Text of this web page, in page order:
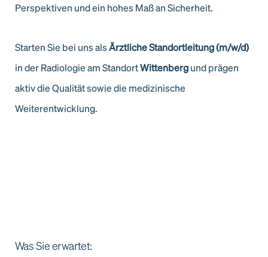
Perspektiven und ein hohes Maß an Sicherheit.
Starten Sie bei uns alsÄrztliche Standortleitung (m/w/d)
in der Radiologie am StandortWittenbergund prägen
aktiv die Qualität sowie die medizinische
Weiterentwicklung.
Was Sie erwartet: